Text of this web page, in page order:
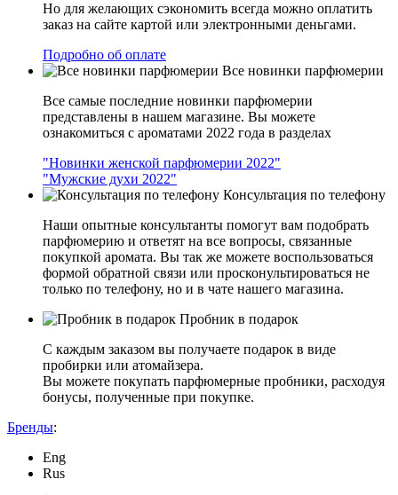
Но для желающих сэкономить всегда можно оплатить
заказ на сайте картой или электронными деньгами.
Подробно об оплате
Все новинки парфюмерии
Все самые последние новинки парфюмерии
представлены в нашем магазине. Вы можете
ознакомиться с ароматами 2022 года в разделах
"Новинки женской парфюмерии 2022"
"Мужские духи 2022"
Консультация по телефону
Наши опытные консультанты помогут вам подобрать
парфюмерию и ответят на все вопросы, связанные
покупкой аромата. Вы так же можете воспользоваться
формой обратной связи или просконультироваться не
только по телефону, но и в чате нашего магазина.
Пробник в подарок
С каждым заказом вы получаете подарок в виде
пробирки или атомайзера.
Вы можете покупать парфюмерные пробники, расходуя
бонусы, полученные при покупке.
Бренды:
Eng
Rus